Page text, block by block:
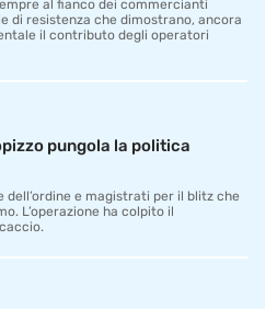
al fianco dei commercianti
di resistenza che dimostrano, ancora
il contributo degli operatori
pungola la politica
e magistrati per il blitz che
L’operazione ha colpito il